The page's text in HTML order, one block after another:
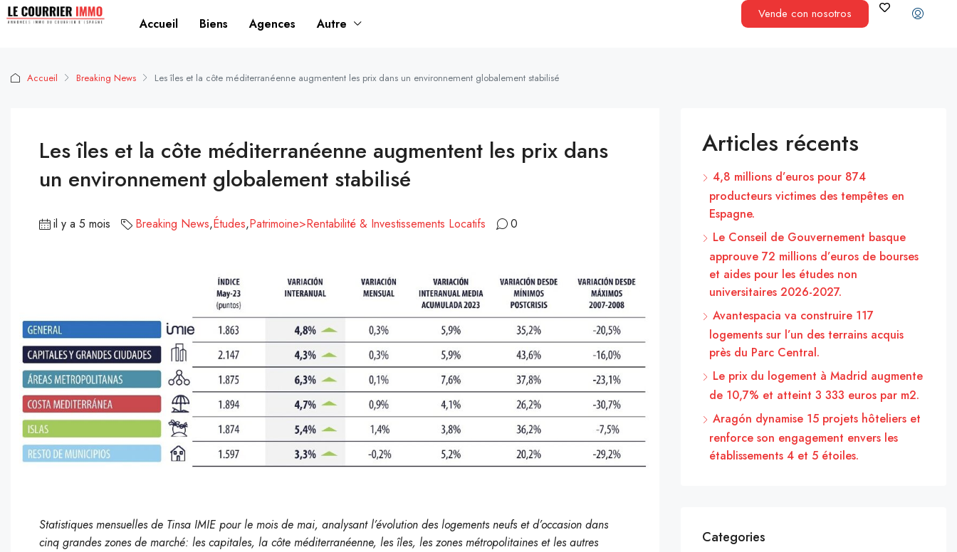
Accueil Biens Agences Autre
Vende con nosotros
Accueil Breaking News Les îles et la côte méditerranéenne augmentent les prix dans un environnement globalement stabilisé
Les îles et la côte méditerranéenne augmentent les prix dans
un environnement globalement stabilisé
il y a 5 mois Breaking News,Études,Patrimoine>Rentabilité & Investissements Locatifs 0
Statistiques mensuelles de Tinsa IMIE pour le mois de mai, analysant l’évolution des logements neufs et d’occasion dans
cinq grandes zones de marché: les capitales, la côte méditerranéenne, les îles, les zones métropolitaines et les autres
Articles récents
4,8 millions d’euros pour 874
producteurs victimes des tempêtes en
Espagne.
Le Conseil de Gouvernement basque
approuve 72 millions d’euros de bourses
et aides pour les études non
universitaires 2026-2027.
Avantespacia va construire 117
logements sur l’un des terrains acquis
près du Parc Central.
Le prix du logement à Madrid augmente
de 10,7% et atteint 3 333 euros par m2.
Aragón dynamise 15 projets hôteliers et
renforce son engagement envers les
établissements 4 et 5 étoiles.
Categories